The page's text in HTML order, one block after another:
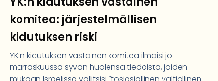
komitea: järjestelmällisen
kidutuksen riski
YK:n kidutuksen vastainen komitea ilmaisi jo
marraskuussa syvän huolensa tiedoista, joiden